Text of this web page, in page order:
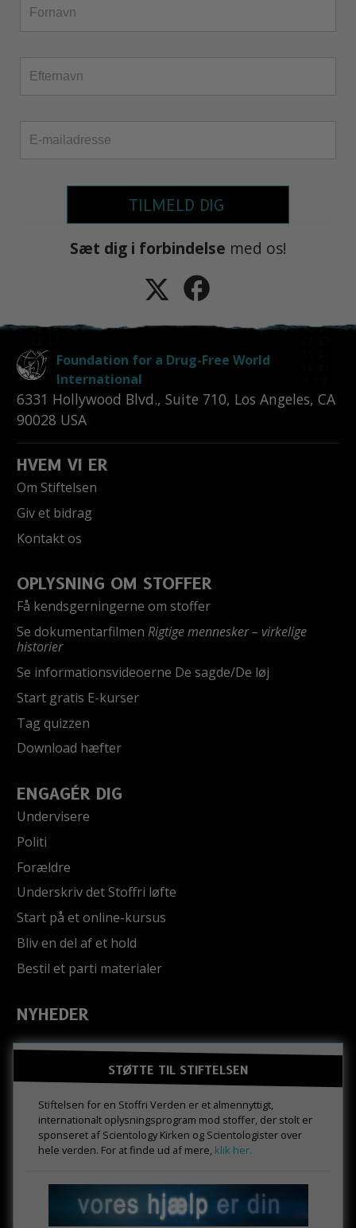
TILMELD DIG
Sæt dig i forbindelse med os!
Foundation for a Drug-Free World
International
6331 Hollywood Blvd., Suite 710, Los Angeles, CA
90028 USA
HVEM VI ER
Om Stiftelsen
Giv et bidrag
Kontakt os
OPLYSNING OM STOFFER
Få kendsgerningerne om stoffer
Se dokumentarfilmen Rigtige mennesker – virkelige
historier
Se informationsvideoerne De sagde/De løj
Start gratis E-kurser
Tag quizzen
Download hæfter
ENGAGÉR DIG
Undervisere
Politi
Forældre
Underskriv det Stoffri løfte
Start på et online-kursus
Bliv en del af et hold
Bestil et parti materialer
NYHEDER
STØTTE TIL STIFTELSEN
Stiftelsen for en Stoffri Verden er et almennyttigt,
internationalt oplysningsprogram mod stoffer, der stolt er
sponseret af Scientology Kirken og Scientologister over
hele verden. For at finde ud af mere, klik her.